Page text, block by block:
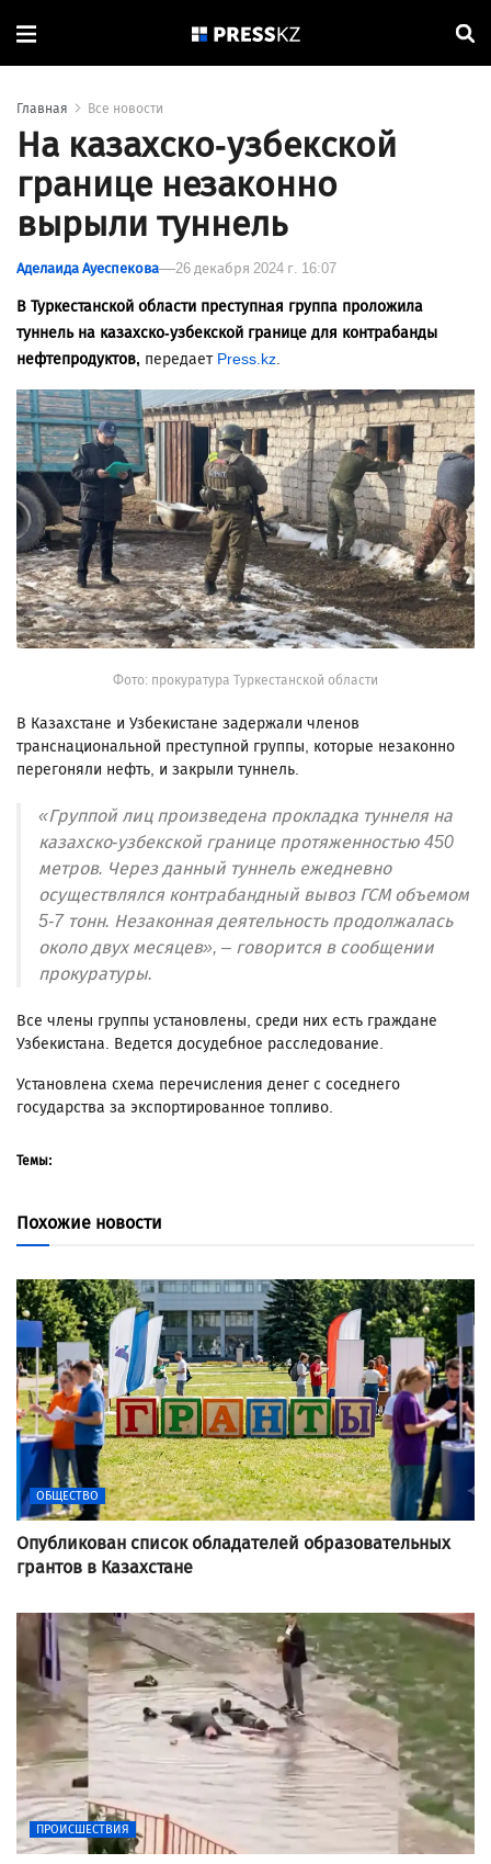
Главная Все новости
На казахско-узбекской
границе незаконно
вырыли туннель
Аделаида Ауеспекова 26 декабря 2024 г. 16:07
В Туркестанской области преступная группа проложила
туннель на казахско-узбекской границе для контрабанды
нефтепродуктов, передает Press.kz.
Фото: прокуратура Туркестанской области
В Казахстане и Узбекистане задержали членов
транснациональной преступной группы, которые незаконно
перегоняли нефть, и закрыли туннель.
«Группой лиц произведена прокладка туннеля на
казахско-узбекской границе протяженностью 450
метров. Через данный туннель ежедневно
осуществлялся контрабандный вывоз ГСМ объемом
5-7 тонн. Незаконная деятельность продолжалась
около двух месяцев», – говорится в сообщении
прокуратуры.
Все члены группы установлены, среди них есть граждане
Узбекистана. Ведется досудебное расследование.
Установлена схема перечисления денег с соседнего
государства за экспортированное топливо.
Темы:
Похожие новости
ОБЩЕСТВО
Опубликован список обладателей образовательных
грантов в Казахстане
ПРОИСШЕСТВИЯ